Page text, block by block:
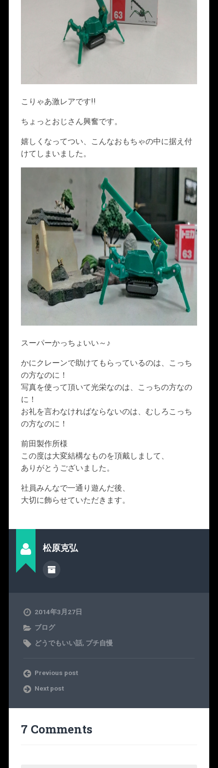
こりゃあ激レアです!!
ちょっとおじさん興奮です。
嬉しくなってつい、こんなおもちゃの中に据え付
けてしまいました。
スーパーかっちょいい～♪
かにクレーンで助けてもらっているのは、こっち
の方なのに！
写真を使って頂いて光栄なのは、こっちの方なの
に！
お礼を言わなければならないのは、むしろこっち
の方なのに！
前田製作所様
この度は大変結構なものを頂戴しまして、
ありがとうございました。
社員みんなで一通り遊んだ後、
大切に飾らせていただきます。
松原克弘
2014年3月27日
ブログ
どうでもいい話, プチ自慢
Previous post
Next post
7 Comments